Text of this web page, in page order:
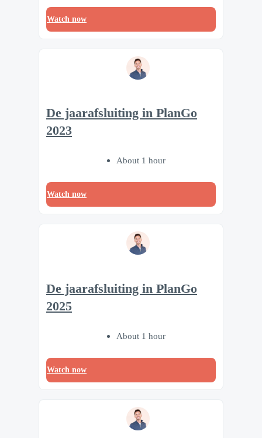
Watch now
De jaarafsluiting in PlanGo
2023
About 1 hour
Watch now
De jaarafsluiting in PlanGo
2025
About 1 hour
Watch now